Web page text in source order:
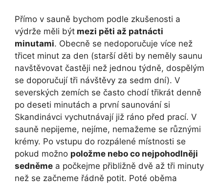
Přímo v sauně bychom podle zkušenosti a
výdrže měli být mezi pěti až patnácti
minutami. Obecně se nedoporučuje více než
třicet minut za den (starší děti by neměly saunu
navštěvovat častěji než jednou týdně, dospělým
se doporučují tři návštěvy za sedm dní). V
severských zemích se často chodí třikrát denně
po deseti minutách a první saunování si
Skandinávci vychutnávají již ráno před prací. V
sauně nepijeme, nejíme, nemažeme se různými
krémy. Po vstupu do rozpálené místnosti se
pokud možno položme nebo co nejpohodlněji
sedněme a počkejme přibližně dvě až tři minuty
než se začneme řádně potit. Poté oběma